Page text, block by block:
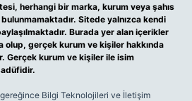
herhangi bir marka, kurum veya şahıs
Sitede yalnızca kendi
Burada yer alan içerikler
olup, gerçek kurum ve kişiler hakkında
Gerçek kurum ve kişiler ile isim
gereğince Bilgi Teknolojileri ve İletişim